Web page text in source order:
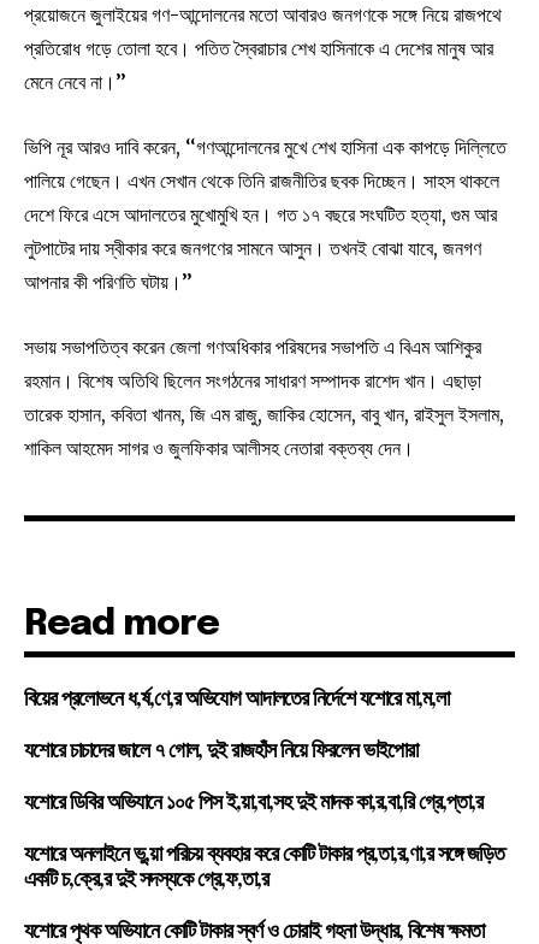
প্রয়োজনে জুলাইয়ের গণ-আন্দোলনের মতো আবারও জনগণকে সঙ্গে নিয়ে রাজপথে
প্রতিরোধ গড়ে তোলা হবে। পতিত স্বৈরাচার শেখ হাসিনাকে এ দেশের মানুষ আর
মেনে নেবে না।’’
ভিপি নূর আরও দাবি করেন, ‘‘গণআন্দোলনের মুখে শেখ হাসিনা এক কাপড়ে দিল্লিতে
পালিয়ে গেছেন। এখন সেখান থেকে তিনি রাজনীতির ছবক দিচ্ছেন। সাহস থাকলে
দেশে ফিরে এসে আদালতের মুখোমুখি হন। গত ১৭ বছরে সংঘটিত হত্যা, গুম আর
লুটপাটের দায় স্বীকার করে জনগণের সামনে আসুন। তখনই বোঝা যাবে, জনগণ
আপনার কী পরিণতি ঘটায়।’’
সভায় সভাপতিত্ব করেন জেলা গণঅধিকার পরিষদের সভাপতি এ বিএম আশিকুর
রহমান। বিশেষ অতিথি ছিলেন সংগঠনের সাধারণ সম্পাদক রাশেদ খান। এছাড়া
তারেক হাসান, কবিতা খানম, জি এম রাজু, জাকির হোসেন, বাবু খান, রাইসুল ইসলাম,
শাকিল আহমেদ সাগর ও জুলফিকার আলীসহ নেতারা বক্তব্য দেন।
Read more
বিয়ের প্রলোভনে ধ,র্ষ,ণে,র অভিযোগ আদালতের নির্দেশে যশোরে মা,ম,লা
যশোরে চাচাদের জালে ৭ গোল, দুই রাজহাঁস নিয়ে ফিরলেন ভাইপোরা
যশোরে ডিবির অভিযানে ১০৫ পিস ই,য়া,বা,সহ দুই মাদক কা,র,বা,রি গ্রে,প্তা,র
যশোরে অনলাইনে ভু,য়া পরিচয় ব্যবহার করে কোটি টাকার প্র,তা,র,ণা,র সঙ্গে জড়িত
একটি চ,ক্রে,র দুই সদস্যকে গ্রে,ফ,তা,র
যশোরে পৃথক অভিযানে কোটি টাকার স্বর্ণ ও চোরাই গহনা উদ্ধার, বিশেষ ক্ষমতা